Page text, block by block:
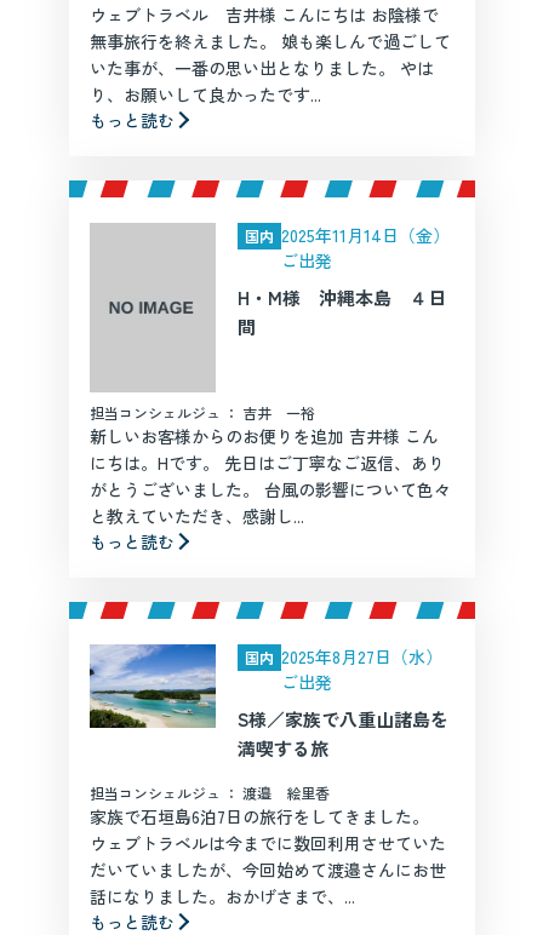
ウェブトラベル 吉井様 こんにちは お陰様で
無事旅行を終えました。 娘も楽しんで過ごして
いた事が、一番の思い出となりました。 やは
り、お願いして良かったです...
もっと読む
国内 2025年11月14日（金）
ご出発
H・M様 沖縄本島 ４日
間
担当コンシェルジュ ： 吉井 一裕
新しいお客様からのお便りを追加 吉井様 こん
にちは。Hです。 先日はご丁寧なご返信、あり
がとうございました。 台風の影響について色々
と教えていただき、感謝し...
もっと読む
国内 2025年8月27日（水）
ご出発
S様／家族で八重山諸島を
満喫する旅
担当コンシェルジュ ： 渡邉 絵里香
家族で石垣島6泊7日の旅行をしてきました。
ウェブトラベルは今までに数回利用させていた
だいていましたが、今回始めて渡邉さんにお世
話になりました。おかげさまで、...
もっと読む